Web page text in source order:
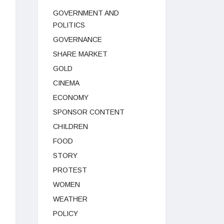
GOVERNMENT AND
POLITICS
GOVERNANCE
SHARE MARKET
GOLD
CINEMA
ECONOMY
SPONSOR CONTENT
CHILDREN
FOOD
STORY
PROTEST
WOMEN
WEATHER
POLICY